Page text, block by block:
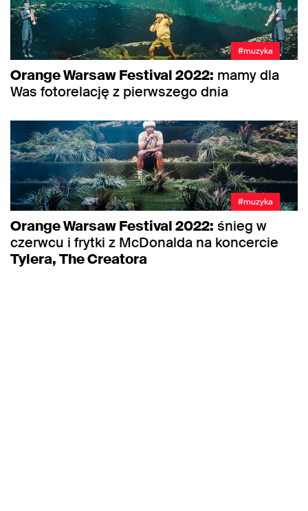
#muzyka
Orange Warsaw Festival 2022: mamy dla
Was fotorelację z pierwszego dnia
#muzyka
Orange Warsaw Festival 2022: śnieg w
czerwcu i frytki z McDonalda na koncercie
Tylera, The Creatora